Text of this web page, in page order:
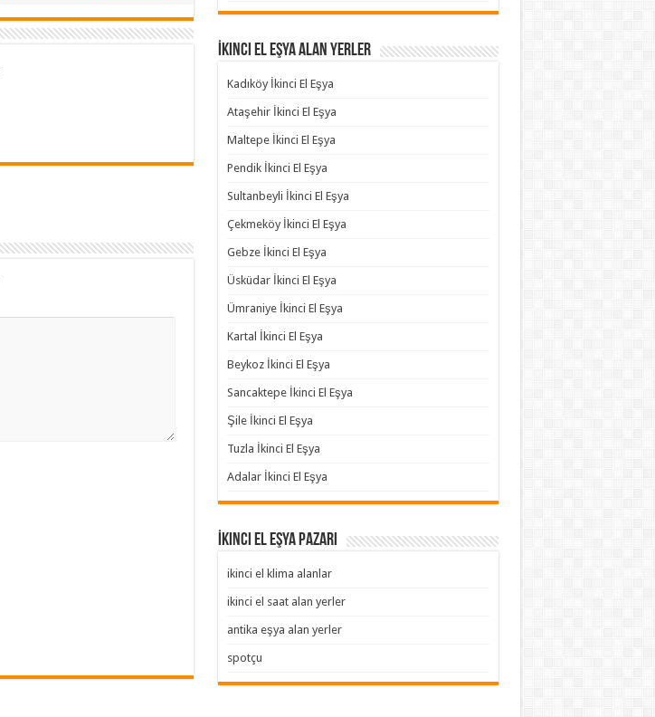
İkinci El Eşya Alan Yerler
Kadıköy İkinci El Eşya
Ataşehir İkinci El Eşya
Maltepe İkinci El Eşya
Pendik İkinci El Eşya
Sultanbeyli İkinci El Eşya
Çekmeköy İkinci El Eşya
Gebze İkinci El Eşya
Üsküdar İkinci El Eşya
Ümraniye İkinci El Eşya
Kartal İkinci El Eşya
Beykoz İkinci El Eşya
Sancaktepe İkinci El Eşya
Şile İkinci El Eşya
Tuzla İkinci El Eşya
Adalar İkinci El Eşya
İkinci El Eşya Pazarı
ikinci el klima alanlar
ikinci el saat alan yerler
antika eşya alan yerler
spotçu